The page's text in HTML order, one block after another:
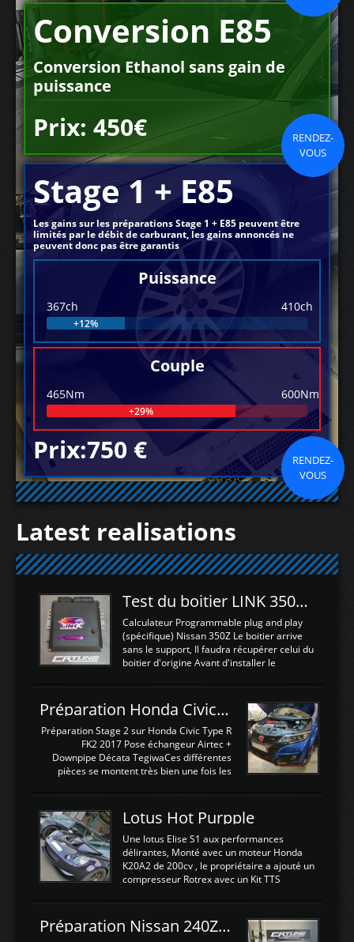
Conversion E85
Conversion Ethanol sans gain de
puissance
Prix: 450€
RENDEZ-
VOUS
Stage 1 + E85
Les gains sur les préparations Stage 1 + E85 peuvent être
limités par le débit de carburant, les gains annoncés ne
peuvent donc pas être garantis
Puissance
367ch 410ch
+12%
Couple
465Nm 600Nm
+29%
Prix:750 €
RENDEZ-
VOUS
Latest realisations
Test du boitier LINK 350Z Plugin ECU
Calculateur Programmable plug and play
(spécifique) Nissan 350Z Le boitier arrive
sans le support, Il faudra récupérer celui du
boitier d'origine Avant d'installer le
d'envoyer l'information de la large bande
dans le boitier. sydney sweeney deepfake
La sortie 0-5V de l'afr sera connectée sur
l'entrée AN Volt 8 et GndAN pour
Analogique, et Volt car l'information est une
tension (Pas une résistance variable d'un
est temps de brancher le ...
Préparation Honda Civic Type R FK2
Préparation Stage 2 sur Honda Civic Type R
FK2 2017 Pose échangeur Airtec +
Downpipe Décata TegiwaCes différentes
pièces se montent très bien une fois les
légere découpe du plastique inferieur,
negénant en rien la structure ou le
fonctionnement du fond plat. Une
reprogrammation Stage 2 est faite sur le
calculateur d'origine. Une alternative
économique au passage sur Hondata
d'origine 310cv et 400Nn , Une fois
reprogrammé et les ...
Lotus Hot Purpple
Une lotus Elise S1 aux performances
délirantes, Monté avec un moteur Honda
K20A2 de 200cv , le propriétaire a ajouté un
compresseur Rotrex avec un Kit TTS
d'augmenter la puissance de son moteur:
un watercooler a été ajouté. 300Cv sans
Préparation Nissan 240Z SR20DET